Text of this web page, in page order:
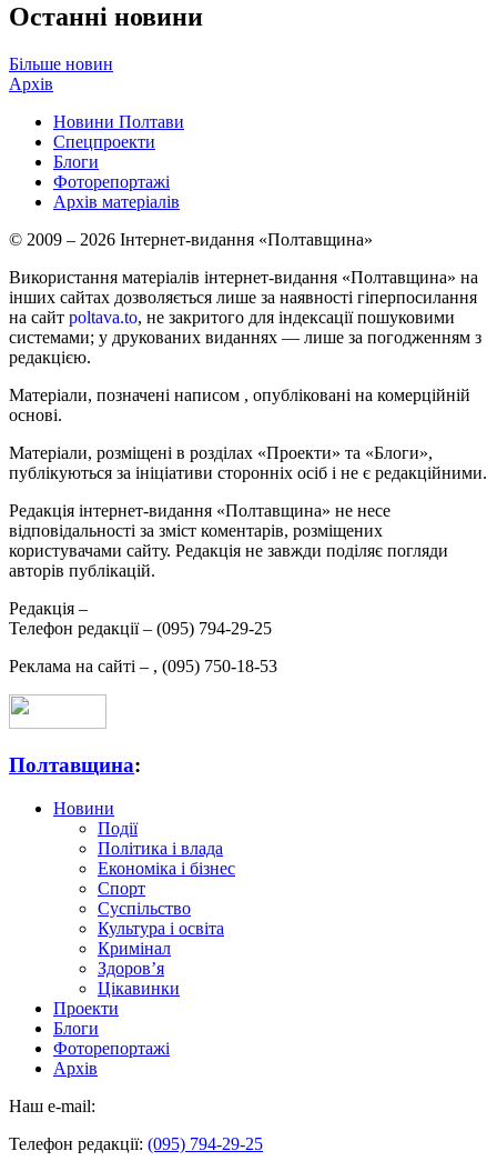
Останні новини
Більше новин
Архів
Новини Полтави
Спецпроекти
Блоги
Фоторепортажі
Архів матеріалів
© 2009 – 2026 Інтернет-видання «Полтавщина»
Використання матеріалів інтернет-видання «Полтавщина» на
інших сайтах дозволяється лише за наявності гіперпосилання
на сайт poltava.to, не закритого для індексації пошуковими
системами; у друкованих виданнях — лише за погодженням з
редакцією.
Матеріали, позначені написом , опубліковані на комерційній
основі.
Матеріали, розміщені в розділах «Проекти» та «Блоги»,
публікуються за ініціативи сторонніх осіб і не є редакційними.
Редакція інтернет-видання «Полтавщина» не несе
відповідальності за зміст коментарів, розміщених
користувачами сайту. Редакція не завжди поділяє погляди
авторів публікацій.
Редакція –
Телефон редакції – (095) 794-29-25
Реклама на сайті – , (095) 750-18-53
Полтавщина:
Новини
Події
Політика і влада
Економіка і бізнес
Спорт
Суспільство
Культура і освіта
Кримінал
Здоров’я
Цікавинки
Проекти
Блоги
Фоторепортажі
Архів
Наш e-mail:
Телефон редакції: (095) 794-29-25